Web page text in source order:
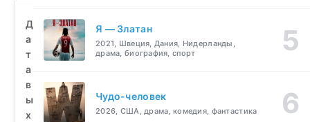
бесплатно
Д
а
т
а
в
ы
х
Я — Златан
2021, Швеция, Дания, Нидерланды,
драма, биография, спорт
Чудо-человек
2026, США, драма, комедия, фантастика